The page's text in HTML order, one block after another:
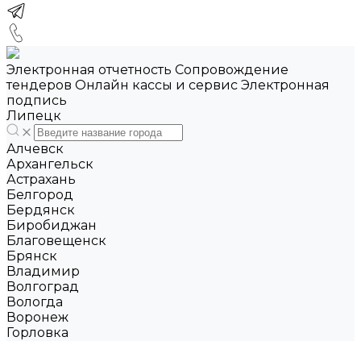
Электронная отчетность Сопровождение
тендеров Онлайн кассы и сервис Электронная
подпись
Липецк
Алчевск
Архангельск
Астрахань
Белгород
Бердянск
Биробиджан
Благовещенск
Брянск
Владимир
Волгоград
Вологда
Воронеж
Горловка